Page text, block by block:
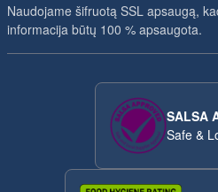
Naudojame šifruotą SSL apsaugą,
informacija būtų 100 % apsaugota.
SALSA
Safe &